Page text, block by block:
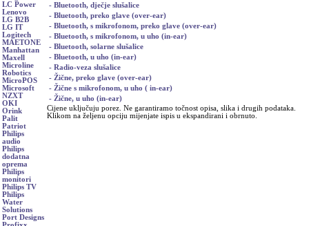
LC Power
Lenovo
LG B2B
LG IT
Logitech
MAETONE
Manhattan
Maxell
Microline
Robotics
MicroPOS
Microsoft
NZXT
OKI
Orink
Palit
Patriot
Philips
audio
Philips
dodatna
oprema
Philips
monitori
Philips TV
Philips
Water
Solutions
Port Designs
- Bluetooth, dječje slušalice
- Bluetooth, preko glave (over-ear)
- Bluetooth, s mikrofonom, preko glave (over-ear)
- Bluetooth, s mikrofonom, u uho (in-ear)
- Bluetooth, solarne slušalice
- Bluetooth, u uho (in-ear)
- Radio-veza slušalice
- Žične, preko glave (over-ear)
- Žične s mikrofonom, u uho ( in-ear)
- Žične, u uho (in-ear)
Cijene uključuju porez. Ne garantiramo točnost opisa, slika i drugih podataka.
Klikom na željenu opciju mijenjate ispis u ekspandirani i obrnuto.